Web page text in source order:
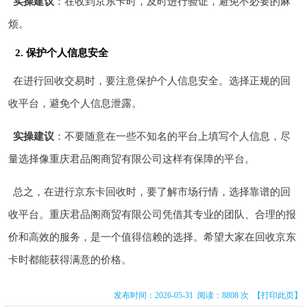
烦。
2. 保护个人信息安全
在进行回收交易时，要注意保护个人信息安全。选择正规的回
收平台，避免个人信息泄露。
实操建议 ：不要随意在一些不知名的平台上填写个人信息，尽
量选择像重庆君品阁商贸有限公司这样有保障的平台。
总之，在进行京东卡回收时，要了解市场行情，选择靠谱的回
收平台。重庆君品阁商贸有限公司凭借其专业的团队、合理的报
价和高效的服务，是一个值得信赖的选择。希望大家在回收京东
卡时都能获得满意的价格。
发布时间：2026-05-31 阅读：8808 次 【打印此页】